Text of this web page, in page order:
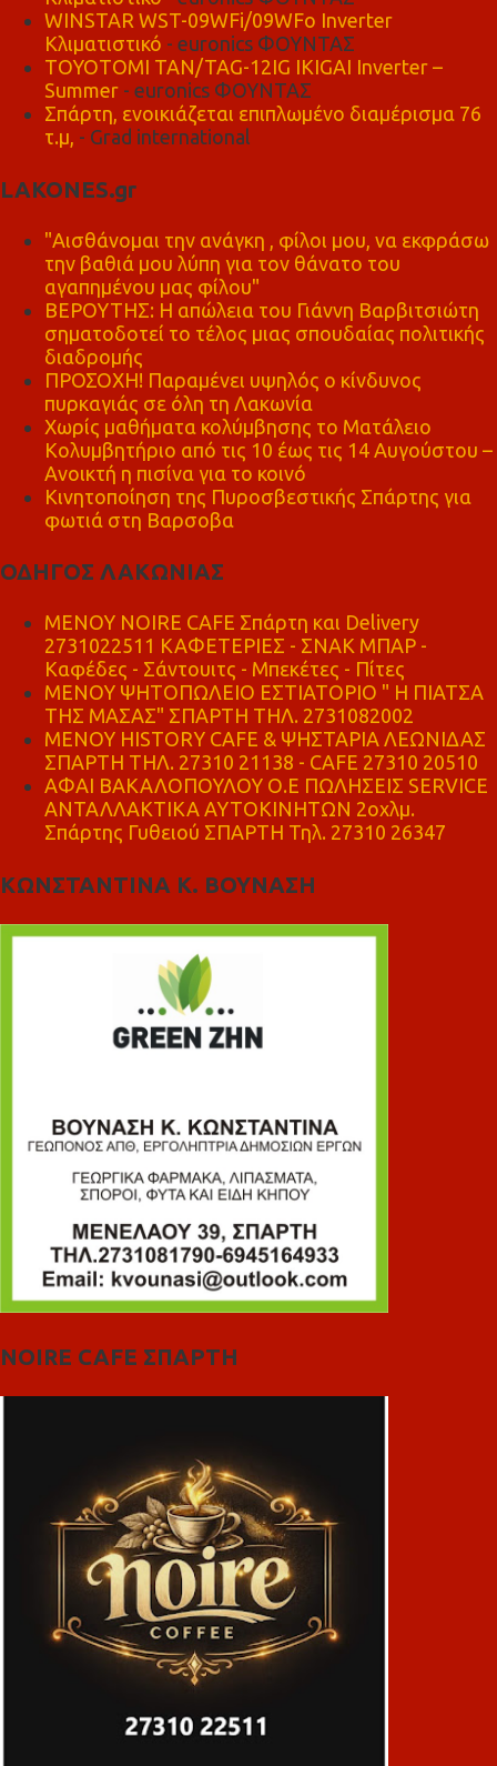
WINSTAR WST-09WFi/09WFo Inverter
Κλιματιστικό - euronics ΦΟΥΝΤΑΣ
TOYOTOMI TAN/TAG-12IG IKIGAI Inverter –
Summer - euronics ΦΟΥΝΤΑΣ
Σπάρτη, ενοικιάζεται επιπλωμένο διαμέρισμα 76
τ.μ, - Grad international
LAKONES.gr
"Αισθάνομαι την ανάγκη , φίλοι μου, να εκφράσω
την βαθιά μου λύπη για τον θάνατο του
αγαπημένου μας φίλου"
ΒΕΡΟΥΤΗΣ: Η απώλεια του Γιάννη Βαρβιτσιώτη
σηματοδοτεί το τέλος μιας σπουδαίας πολιτικής
διαδρομής
ΠΡΟΣΟΧΗ! Παραμένει υψηλός ο κίνδυνος
πυρκαγιάς σε όλη τη Λακωνία
Χωρίς μαθήματα κολύμβησης το Ματάλειο
Κολυμβητήριο από τις 10 έως τις 14 Αυγούστου –
Ανοικτή η πισίνα για το κοινό
Κινητοποίηση της Πυροσβεστικής Σπάρτης για
φωτιά στη Βαρσοβα
ΟΔΗΓΟΣ ΛΑΚΩΝΙΑΣ
MENOY NOIRE CAFE Σπάρτη και Delivery
2731022511 ΚΑΦΕΤΕΡΙΕΣ - ΣΝΑΚ ΜΠΑΡ -
Καφέδες - Σάντουιτς - Μπεκέτες - Πίτες
ΜΕΝΟΥ ΨΗΤΟΠΩΛΕΙΟ ΕΣΤΙΑΤΟΡΙΟ " Η ΠΙΑΤΣΑ
ΤΗΣ ΜΑΣΑΣ" ΣΠΑΡΤΗ ΤΗΛ. 2731082002
ΜΕΝΟΥ HISTORY CAFE & ΨΗΣΤΑΡΙΑ ΛΕΩΝΙΔΑΣ
ΣΠΑΡΤΗ ΤΗΛ. 27310 21138 - CAFE 27310 20510
ΑΦΑΙ ΒΑΚΑΛΟΠΟΥΛΟΥ Ο.Ε ΠΩΛΗΣΕΙΣ SERVICE
ΑΝΤΑΛΛΑΚΤΙΚΑ ΑΥΤΟΚΙΝΗΤΩΝ 2οχλμ.
Σπάρτης Γυθειού ΣΠΑΡΤΗ Τηλ. 27310 26347
ΚΩΝΣΤΑΝΤΙΝΑ Κ. ΒΟΥΝΑΣΗ
NOIRE CAFE ΣΠΑΡΤΗ